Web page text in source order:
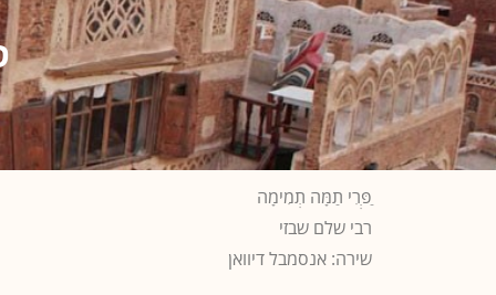
ַפְּרִי תַמָּה תְמִימָה
רבי שלם שבזי
שירה: אנסמבל דיוואן